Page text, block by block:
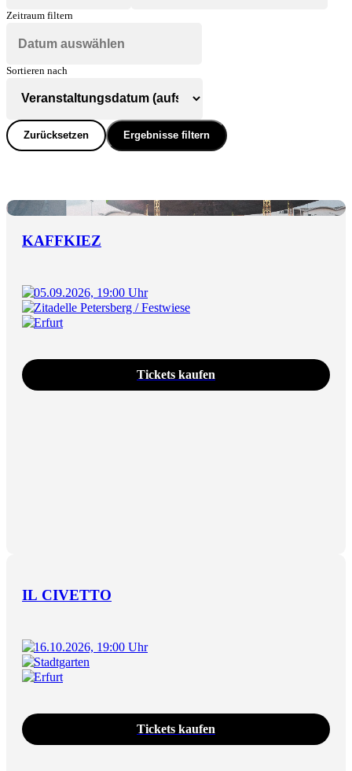
Zeitraum filtern
Sortieren nach
Zurücksetzen Ergebnisse filtern
KAFFKIEZ
05.09.2026, 19:00 Uhr
Zitadelle Petersberg / Festwiese
Erfurt
Tickets kaufen
IL CIVETTO
16.10.2026, 19:00 Uhr
Stadtgarten
Erfurt
Tickets kaufen